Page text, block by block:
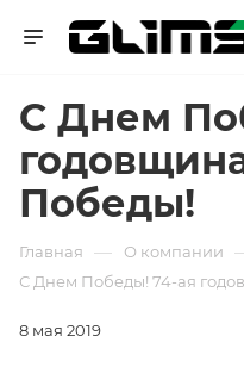
С Днем
Победы!
Главная — О компании
С Днем Победы! 74-ая
8 мая 2019